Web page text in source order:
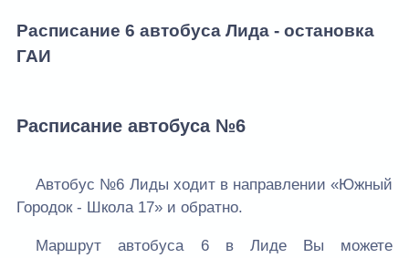
Расписание 6 автобуса Лида - остановка
ГАИ
Расписание автобуса №6
Автобус №6 Лиды ходит в направлении «Южный
Городок - Школа 17» и обратно.
Маршрут автобуса 6 в Лиде Вы можете